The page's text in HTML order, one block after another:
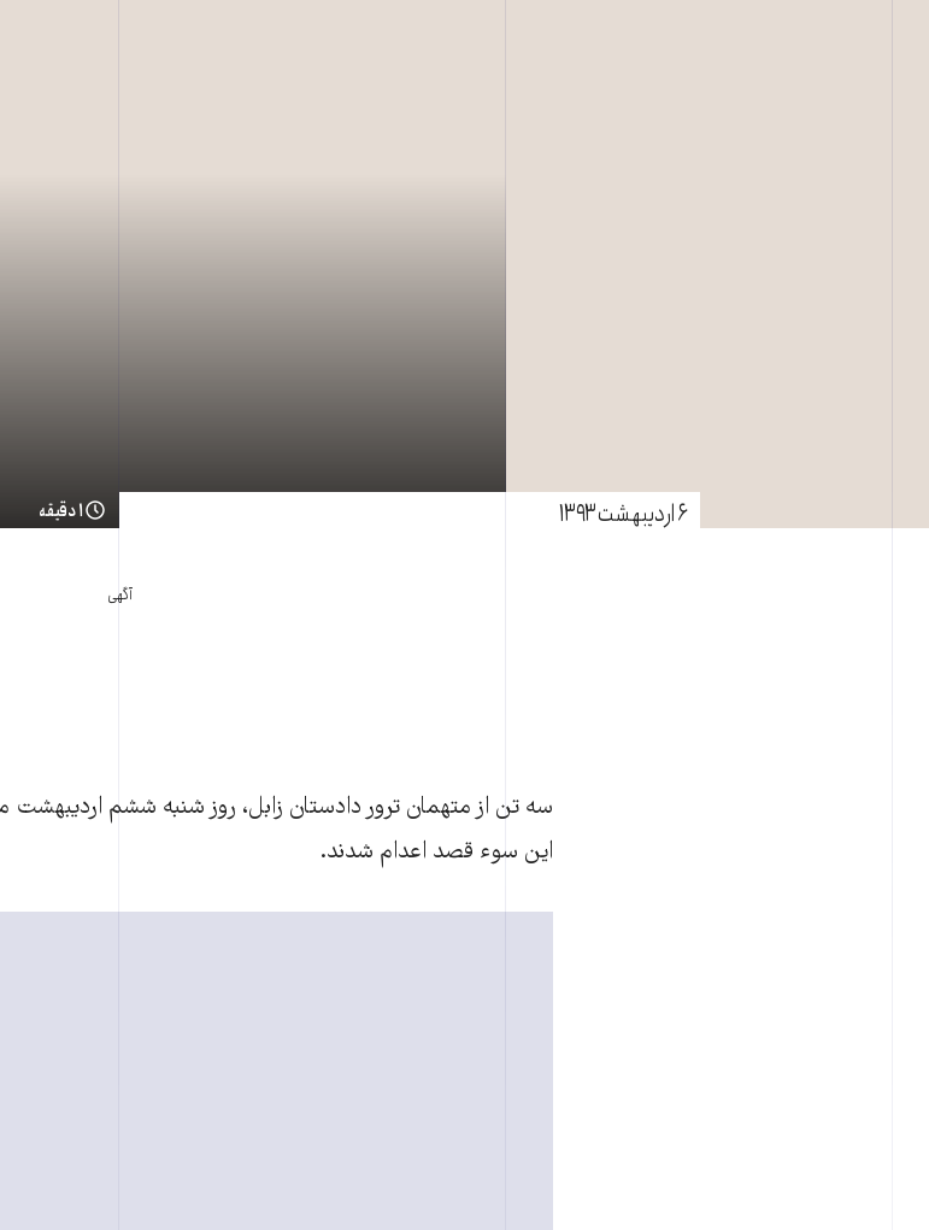
۶ اردیبهشت ۱۳۹۳ ۱ دقیقه
آگهی
سه تن از متهمان ترور دادستان زابل، روز شنبه ششم اردیبهشت
این سوء قصد اعدام شدند.